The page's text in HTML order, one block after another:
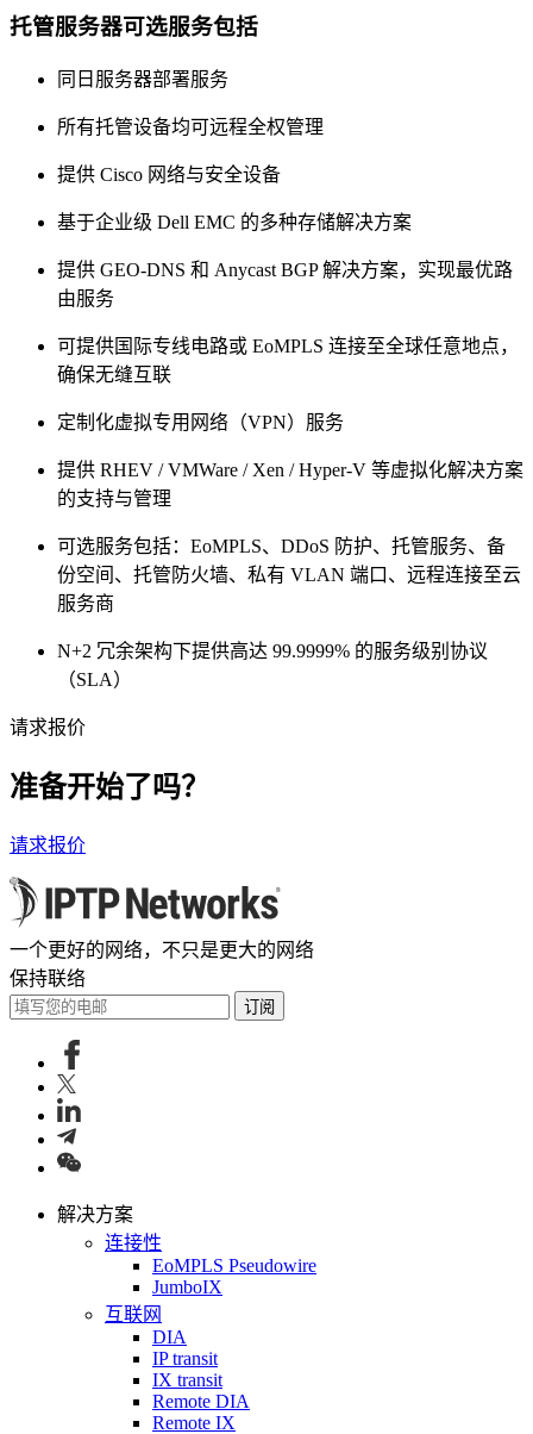
托管服务器可选服务包括
同日服务器部署服务
所有托管设备均可远程全权管理
提供 Cisco 网络与安全设备
基于企业级 Dell EMC 的多种存储解决方案
提供 GEO-DNS 和 Anycast BGP 解决方案，实现最优路
由服务
可提供国际专线电路或 EoMPLS 连接至全球任意地点，
确保无缝互联
定制化虚拟专用网络（VPN）服务
提供 RHEV / VMWare / Xen / Hyper-V 等虚拟化解决方案
的支持与管理
可选服务包括：EoMPLS、DDoS 防护、托管服务、备
份空间、托管防火墙、私有 VLAN 端口、远程连接至云
服务商
N+2 冗余架构下提供高达 99.9999% 的服务级别协议
（SLA）
请求报价
准备开始了吗？
请求报价
一个更好的网络，不只是更大的网络
保持联络
订阅
解决方案
连接性
EoMPLS Pseudowire
JumboIX
互联网
DIA
IP transit
IX transit
Remote DIA
Remote IX